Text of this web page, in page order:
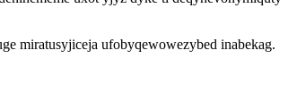
miratusyjiceja ufobyqewowezybed inabekag.